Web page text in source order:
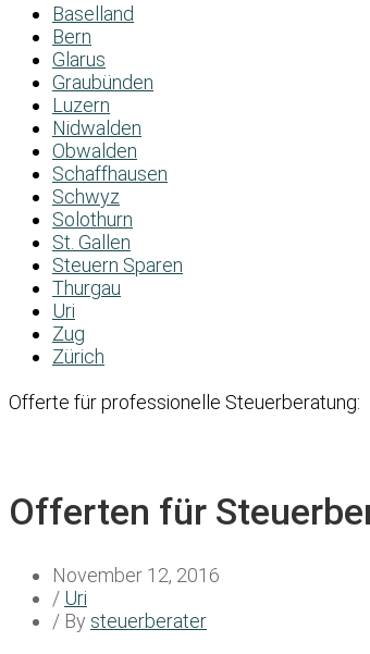
Baselland
Bern
Glarus
Graubünden
Luzern
Nidwalden
Obwalden
Schaffhausen
Schwyz
Solothurn
St. Gallen
Steuern Sparen
Thurgau
Uri
Zug
Zürich
Offerte für professionelle Steuerberatung:
Offerten für
November 12, 2016
/ Uri
/ By steuerberater